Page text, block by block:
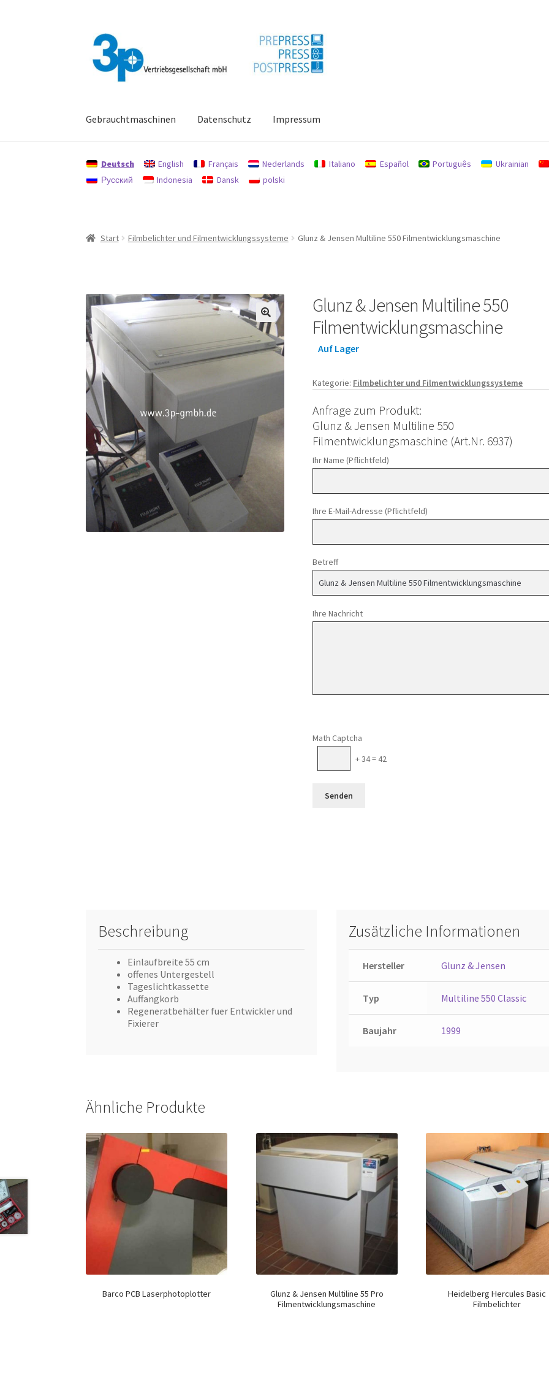
Navigation
springen
Zum
Inhalt
springen
Gebrauchtmaschinen Datenschutz Impressum
Deutsch English Français Nederlands Italiano Español Português
Ukrainian
Русский
Indonesia Dansk polski
Start Filmbelichter und Filmentwicklungssysteme Glunz & Jensen Multiline 550 Filmentwicklungsmaschine
Glunz & Jensen Multiline 550
Filmentwicklungsmaschine
Auf Lager
Kategorie: Filmbelichter und Filmentwicklungssysteme
Anfrage zum Produkt:
Glunz & Jensen Multiline 550
Filmentwicklungsmaschine (Art.Nr. 6937)
Ihr Name (Pflichtfeld)
Ihre E-Mail-Adresse (Pflichtfeld)
Betreff
Ihre Nachricht
Math Captcha
+ 34 = 42
Beschreibung
Einlaufbreite 55 cm
offenes Untergestell
Tageslichtkassette
Auffangkorb
Regeneratbehälter fuer Entwickler und
Fixierer
Zusätzliche Informationen
Hersteller Glunz & Jensen
Typ Multiline 550 Classic
Baujahr 1999
Ähnliche Produkte
Barco PCB Laserphotoplotter
Glunz & Jensen Multiline 55 Pro
Filmentwicklungsmaschine
Heidelberg Hercules Basic
Filmbelichter